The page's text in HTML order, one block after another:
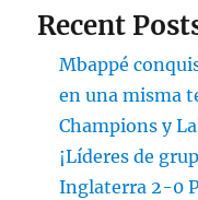
Recent
Mbappé
en una misma
Champions y
¡Líderes de
Inglaterra 2-0